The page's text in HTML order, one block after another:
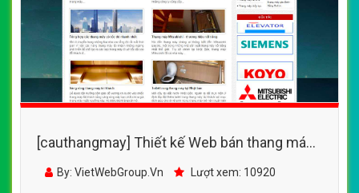
[cauthangmay] Thiết kế Web bán thang máy -
thangmaymitsubishi.org
By: VietWebGroup.Vn Lượt xem: 10920